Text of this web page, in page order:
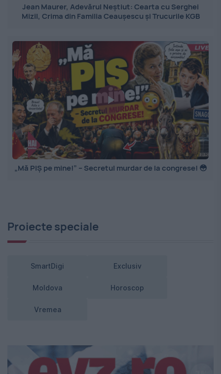
Jean Maurer, Adevărul Neștiut: Cearta cu Serghei
Mizil, Crima din Familia Ceaușescu și Trucurile KGB
„Mă PIȘ pe mine!” – Secretul murdar de la congrese! 😳
Proiecte speciale
SmartDigi Exclusiv
Moldova Horoscop
Vremea